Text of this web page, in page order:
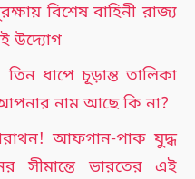
বিশেষ বাহিনী রাজ্য
উদ্যোগ
ধাপে চূড়ান্ত তালিকা
নাম আছে কি না?
আফগান-পাক যুদ্ধ
সীমান্তে ভারতের এই